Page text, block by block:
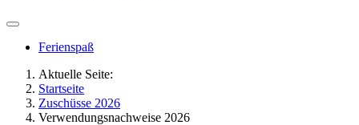
Ferienspaß
Aktuelle Seite:
Startseite
Zuschüsse 2026
Verwendungsnachweise 2026